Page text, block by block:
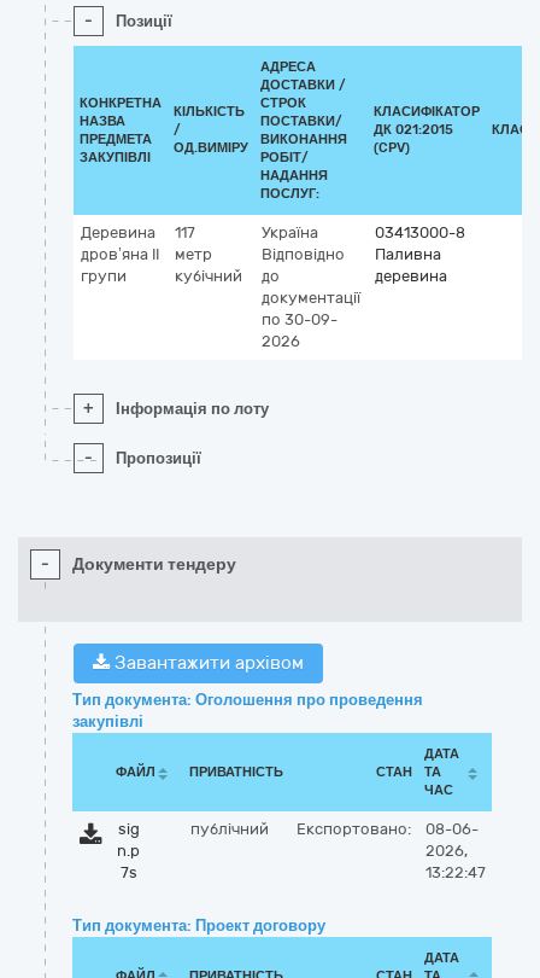
- Позиції
КОНКРЕТНА
НАЗВА
ПРЕДМЕТА
ЗАКУПІВЛІ
КІЛЬКІСТЬ
/
ОД.ВИМІРУ
АДРЕСА
ДОСТАВКИ /
СТРОК
ПОСТАВКИ/
ВИКОНАННЯ
РОБІТ/
НАДАННЯ
ПОСЛУГ:
КЛАСИФІКАТОР
ДК 021:2015
(CPV)
Деревина
дров’яна IІ
групи
117
метр
кубічний
Україна
Відповідно
до
документації
по 30-09-
2026
03413000-8
Паливна
деревина
+ Інформація по лоту
- Пропозиції
- Документи тендеру
Завантажити архівом
Тип документа: Оголошення про проведення
закупівлі
ФАЙЛ ПРИВАТНІСТЬ СТАН
ДАТА
ТА
ЧАС
sig
n.p
7s
публічний Експортовано:
08-06-
2026,
13:22:47
Тип документа: Проект договору
ДАТА